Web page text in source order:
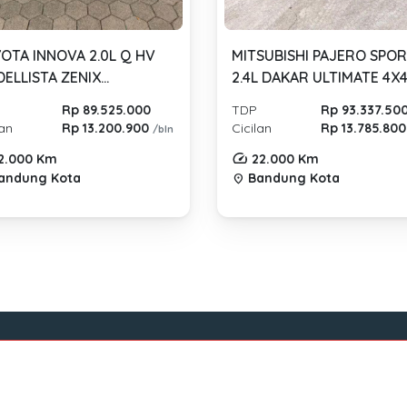
INNOVA 2.0L Q HV
ZENIX
Rp 89.525.000
Rp 13.200.900/bln
Km
Kota
MITSUBISHI PAJERO
2.4L DAKAR ULTIMATE 4X4
TDP
Rp
Cicilan
Rp
22.000 Km
location_on Bandung Kota